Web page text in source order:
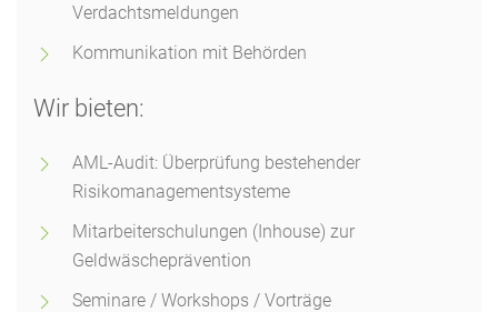
Verdachtsmeldungen
Kommunikation mit Behörden
Wir bieten:
AML-Audit: Überprüfung bestehender
Risikomanagementsysteme
Mitarbeiterschulungen (Inhouse) zur
Geldwäscheprävention
Seminare / Workshops / Vorträge